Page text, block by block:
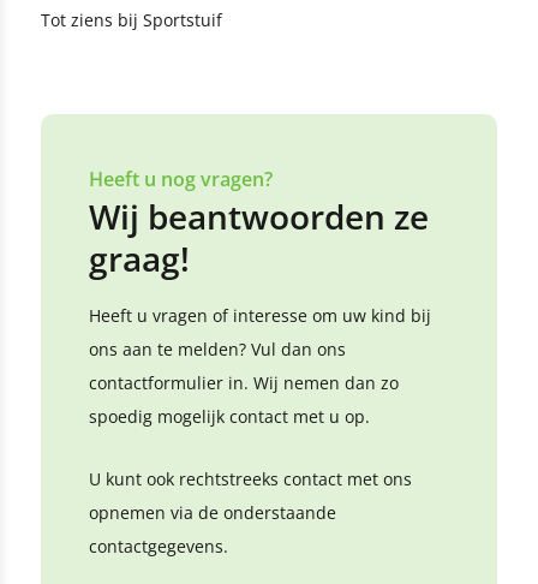
Tot ziens bij Sportstuif
Heeft u nog vragen?
Wij beantwoorden ze
graag!
Heeft u vragen of interesse om uw kind bij
ons aan te melden? Vul dan ons
contactformulier in. Wij nemen dan zo
spoedig mogelijk contact met u op.
U kunt ook rechtstreeks contact met ons
opnemen via de onderstaande
contactgegevens.